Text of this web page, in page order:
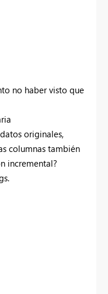
no haber visto que
originales,
columnas también
incremental?